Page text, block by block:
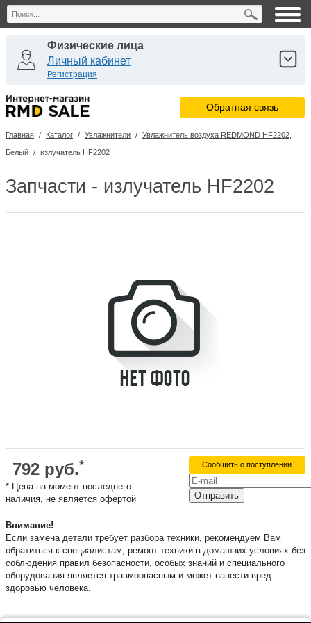
Физические лица
Личный кабинет
Регистрация
Юридические лица
Личный кабинет
Обратная связь
Главная / Каталог / Увлажнители / Увлажнитель воздуха REDMOND HF2202,
Белый / излучатель HF2202
Запчасти - излучатель HF2202
792 руб.*
* Цена на момент последнего
наличия, не является офертой
Сообщить о поступлении
Отправить
​Внимание!
Если замена детали требует разбора техники, рекомендуем Вам
обратиться к специалистам, ремонт техники в домашних условиях без
соблюдения правил безопасности, особых знаний и специального
оборудования является травмоопасным и может нанести вред
здоровью человека.